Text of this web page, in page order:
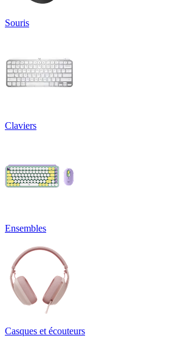
Souris
Claviers
Ensembles
Casques et écouteurs